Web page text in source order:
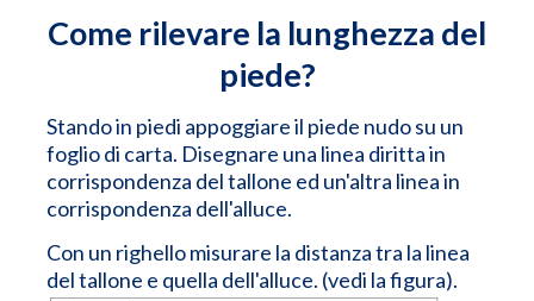
Come rilevare la lunghezza del
piede?
Stando in piedi appoggiare il piede nudo su un
foglio di carta. Disegnare una linea diritta in
corrispondenza del tallone ed un'altra linea in
corrispondenza dell'alluce.
Con un righello misurare la distanza tra la linea
del tallone e quella dell'alluce. (vedi la figura).